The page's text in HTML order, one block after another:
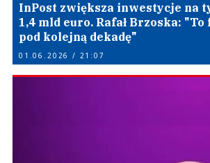
InPost zwiększa inwestycje na
1,4 mld euro. Rafał Brzoska:
pod kolejną dekadę"
01.06.2026 / 21:07